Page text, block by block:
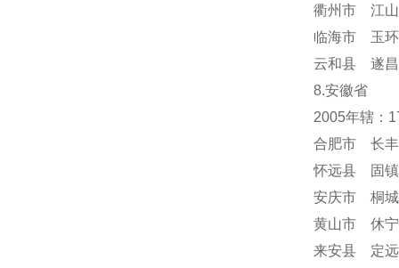
衢州市 江
临海市 玉
云和县 遂
8.安徽省
2005年辖：
合肥市 长
怀远县 固
安庆市 桐
黄山市 休
来安县 定